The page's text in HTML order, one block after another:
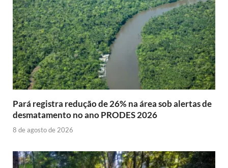
Pará registra redução de 26% na área sob alertas de
desmatamento no ano PRODES 2026
8 de agosto de 2026